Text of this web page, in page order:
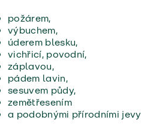
požárem,
výbuchem,
úderem blesku,
vichřicí, povodní,
záplavou,
pádem lavin,
sesuvem půdy,
zemětřesením
a podobnými přírodními jevy